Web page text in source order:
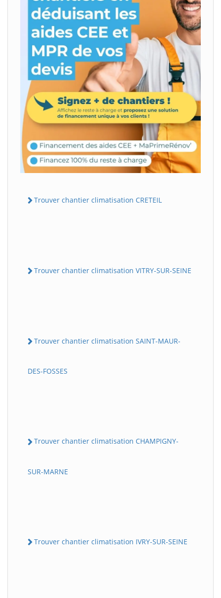
Trouver chantier climatisation CRETEIL
Trouver chantier climatisation VITRY-SUR-SEINE
Trouver chantier climatisation SAINT-MAUR-
DES-FOSSES
Trouver chantier climatisation CHAMPIGNY-
SUR-MARNE
Trouver chantier climatisation IVRY-SUR-SEINE